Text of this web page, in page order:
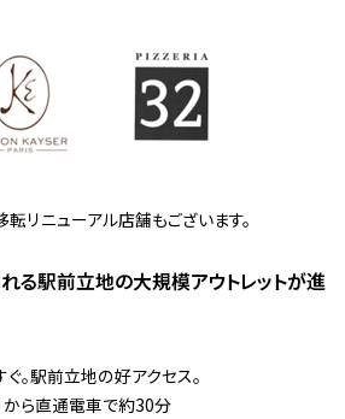
リニューアル店舗もございます。
る駅前立地の大規模アウトレットが進
。駅前立地の好アクセス。
から直通電車で約30分